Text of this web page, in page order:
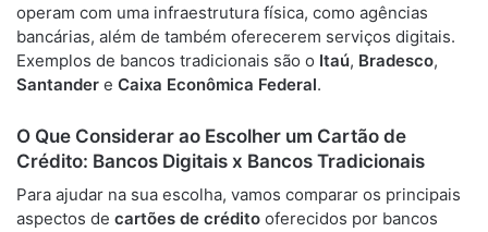
operam com uma infraestrutura física, como agências
bancárias, além de também oferecerem serviços digitais.
Exemplos de bancos tradicionais são o Itaú, Bradesco,
Santander e Caixa Econômica Federal.
O Que Considerar ao Escolher um Cartão de
Crédito: Bancos Digitais x Bancos Tradicionais
Para ajudar na sua escolha, vamos comparar os principais
aspectos de cartões de crédito oferecidos por bancos